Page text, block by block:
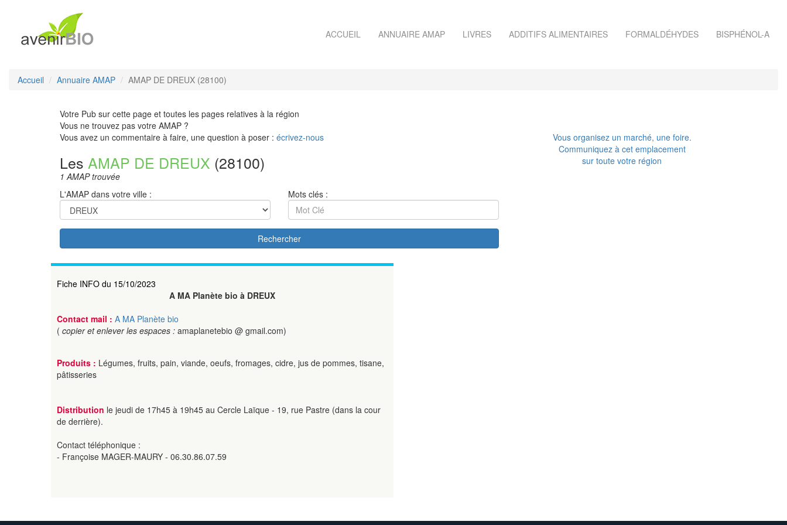
ACCUEIL ANNUAIRE AMAP LIVRES ADDITIFS ALIMENTAIRES FORMALDÉHYDES BISPHÉNOL-A
Accueil Annuaire AMAP AMAP DE DREUX (28100)
Votre Pub sur cette page et toutes les pages relatives à la région
Vous ne trouvez pas votre AMAP ?
Vous avez un commentaire à faire, une question à poser : écrivez-nous
Les AMAP DE DREUX (28100)
1 AMAP trouvée
L'AMAP dans votre ville :
Mots clés :
Rechercher
Vous organisez un marché, une foire.
Communiquez à cet emplacement
sur toute votre région
Fiche INFO du 15/10/2023
A MA Planète bio à DREUX
Contact mail : A MA Planète bio
( copier et enlever les espaces : amaplanetebio @ gmail.com)
Produits : Légumes, fruits, pain, viande, oeufs, fromages, cidre, jus de pommes, tisane,
pâtisseries
Distribution le jeudi de 17h45 à 19h45 au Cercle Laïque - 19, rue Pastre (dans la cour
de derrière).
Contact téléphonique :
- Françoise MAGER-MAURY - 06.30.86.07.59